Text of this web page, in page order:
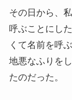
その日から、
呼ぶことにし
くて名前を呼
地悪なふりを
たのだった。